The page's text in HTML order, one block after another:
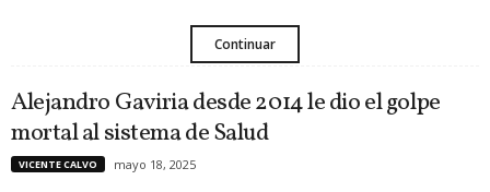
Continuar
Alejandro Gaviria desde 2014 le dio el golpe
mortal al sistema de Salud
VICENTE CALVO mayo 18, 2025